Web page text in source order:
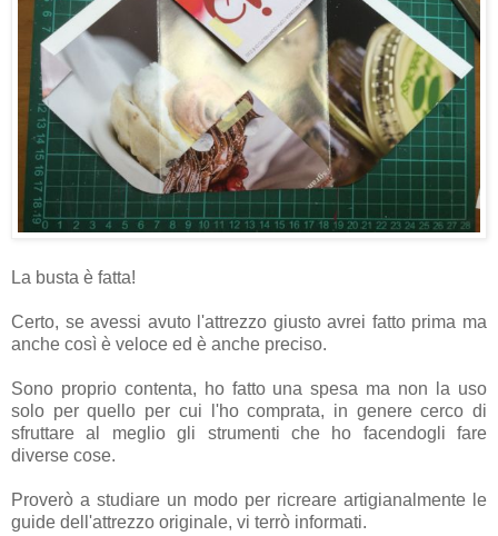
La busta è fatta!
Certo, se avessi avuto l'attrezzo giusto avrei fatto prima ma
anche così è veloce ed è anche preciso.
Sono proprio contenta, ho fatto una spesa ma non la uso
solo per quello per cui l'ho comprata, in genere cerco di
sfruttare al meglio gli strumenti che ho facendogli fare
diverse cose.
Proverò a studiare un modo per ricreare artigianalmente le
guide dell'attrezzo originale, vi terrò informati.